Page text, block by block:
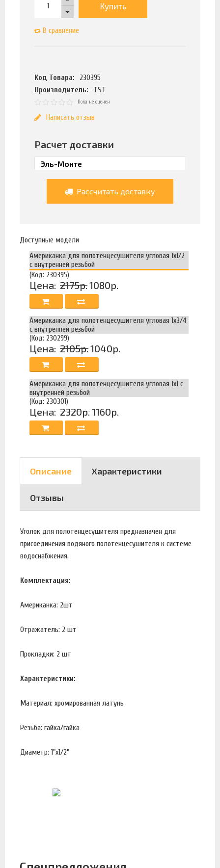
Купить
В сравнение
Код Товара:
230395
Производитель:
TST
Пока не оценен
Написать отзыв
Расчет доставки
Рассчитать доставку
Доступные модели
Американка для полотенцесушителя угловая 1х1/2
с внутренней резьбой
(Код: 230395)
Цена: 2175р.1080р.
Американка для полотенцесушителя угловая 1х3/4
с внутренней резьбой
(Код: 230299)
Цена: 2105р.1040р.
Американка для полотенцесушителя угловая 1х1 с
внутренней резьбой
(Код: 230301)
Цена: 2320р.1160р.
Описание Характеристики
Отзывы
Уголок для полотенцесушителя предназначен для
присоединения водяного полотенцесушителя к системе
водоснабжения.
Комплектация:
Американка: 2шт
Отражатель: 2 шт
Прокладки: 2 шт
Характеристики:
Материал: хромированная латунь
Резьба: гайка/гайка
Диаметр: 1"х1/2"